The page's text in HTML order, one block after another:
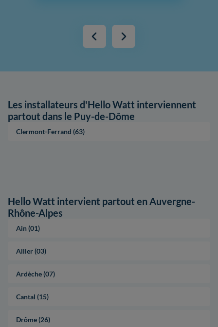
Les installateurs d'Hello Watt interviennent
partout dans le Puy-de-Dôme
Clermont-Ferrand (63)
Hello Watt intervient partout en Auvergne-
Rhône-Alpes
Ain (01)
Allier (03)
Ardèche (07)
Cantal (15)
Drôme (26)